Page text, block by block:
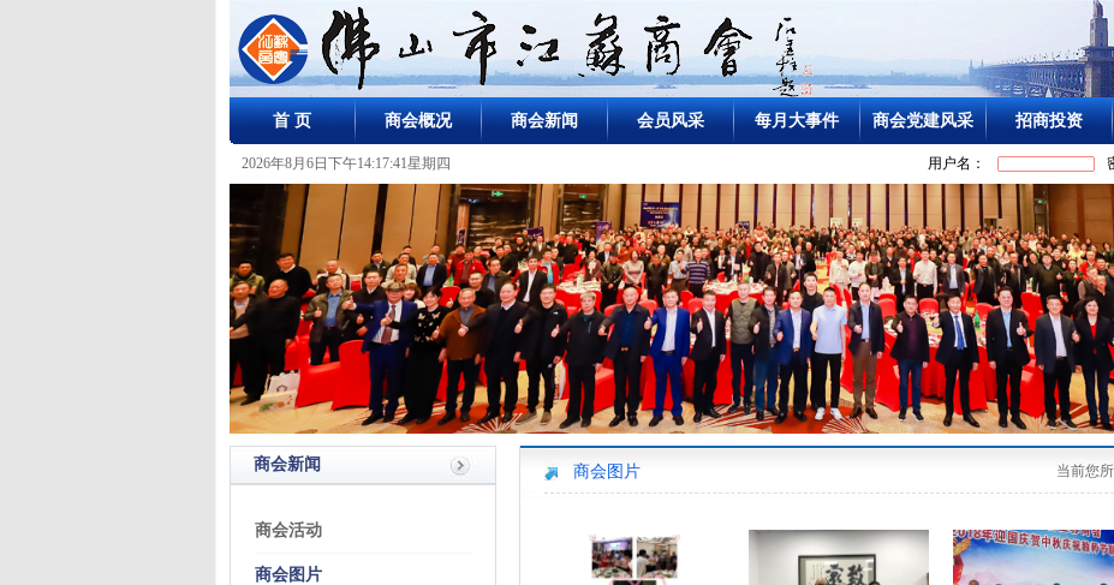
首 页 商会概况 商会新闻 会员风采 每月大事件 商会党建风采 招商投资
2026年8月6日下午14:17:41星期四 用户名：
商会新闻
商会活动
商会图片
商会图片 当前您